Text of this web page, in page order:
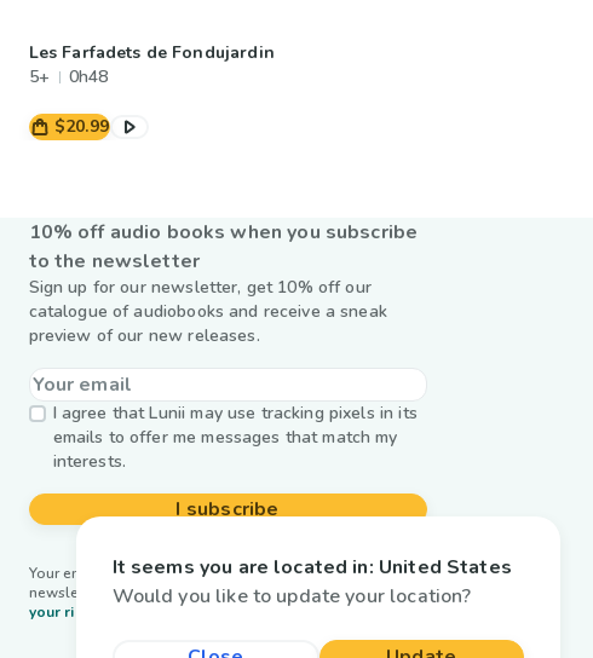
Les Farfadets de Fondujardin
5+
0h48
$20.99
10% off audio books when you subscribe
to the newsletter
Sign up for our newsletter, get 10% off our
catalogue of audiobooks and receive a sneak
preview of our new releases.
I agree that Lunii may use tracking pixels in its
emails to offer me messages that match my
interests.
I subscribe
Your email is used by Lunii only to send you our
newsletter. Learn more aboutmanaging your data and
your rights.
It seems you are located in: United States
Would you like to update your location?